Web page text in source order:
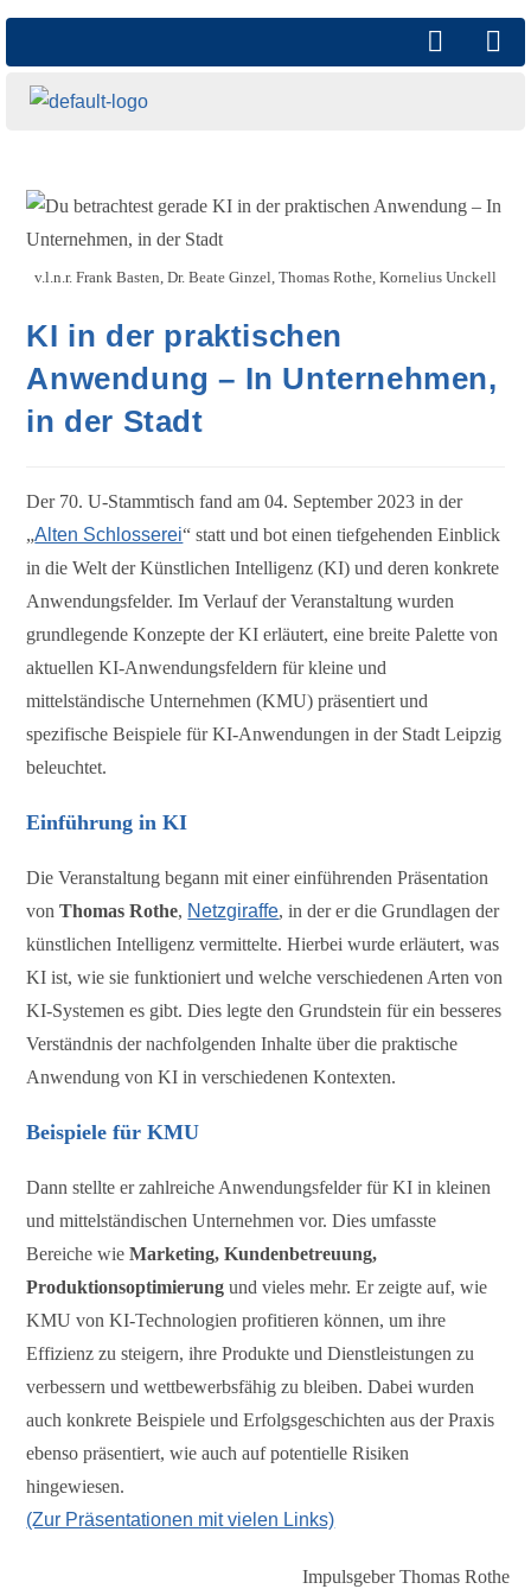
v.l.n.r. Frank Basten, Dr. Beate Ginzel, Thomas Rothe, Kornelius Unckell
KI in der praktischen
Anwendung – In Unternehmen,
in der Stadt
Der 70. U-Stammtisch fand am 04. September 2023 in der
„Alten Schlosserei“ statt und bot einen tiefgehenden Einblick
in die Welt der Künstlichen Intelligenz (KI) und deren konkrete
Anwendungsfelder. Im Verlauf der Veranstaltung wurden
grundlegende Konzepte der KI erläutert, eine breite Palette von
aktuellen KI-Anwendungsfeldern für kleine und
mittelständische Unternehmen (KMU) präsentiert und
spezifische Beispiele für KI-Anwendungen in der Stadt Leipzig
beleuchtet.
Einführung in KI
Die Veranstaltung begann mit einer einführenden Präsentation
vonThomas Rothe, Netzgiraffe, in der er die Grundlagen der
künstlichen Intelligenz vermittelte. Hierbei wurde erläutert, was
KI ist, wie sie funktioniert und welche verschiedenen Arten von
KI-Systemen es gibt. Dies legte den Grundstein für ein besseres
Verständnis der nachfolgenden Inhalte über die praktische
Anwendung von KI in verschiedenen Kontexten.
Beispiele für KMU
Dann stellte er zahlreiche Anwendungsfelder für KI in kleinen
und mittelständischen Unternehmen vor. Dies umfasste
Bereiche wieMarketing, Kundenbetreuung,
Produktionsoptimierungund vieles mehr. Er zeigte auf, wie
KMU von KI-Technologien profitieren können, um ihre
Effizienz zu steigern, ihre Produkte und Dienstleistungen zu
verbessern und wettbewerbsfähig zu bleiben. Dabei wurden
auch konkrete Beispiele und Erfolgsgeschichten aus der Praxis
ebenso präsentiert, wie auch auf potentielle Risiken
hingewiesen.
(Zur Präsentationen mit vielen Links)
Impulsgeber Thomas Rothe